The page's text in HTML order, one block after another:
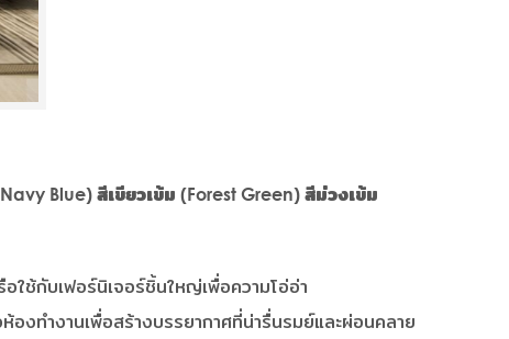
Blue) สีเขียวเข้ม (Forest Green) สีม่วงเข้ม
ใช้กับเฟอร์นิเจอร์ชิ้นใหญ่เพื่อความโอ่อ่า
งทำงานเพื่อสร้างบรรยากาศที่น่ารื่นรมย์และผ่อนคลาย